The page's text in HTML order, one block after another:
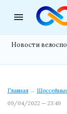
menu
Новости
Главная →
09/04/2022 — 23:49